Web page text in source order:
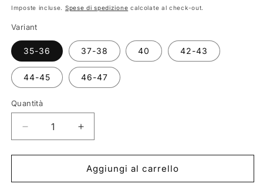
di
Imposte incluse. Spese di spedizione calcolate al check-out.
Variant
35-36 37-38 40 42-43
44-45 46-47
Quantità
Quantità
Diminuisci
quantità
per
WHITE
Aumenta
quantità
per
MOTTO
WHITE
Aggiungi al carrello